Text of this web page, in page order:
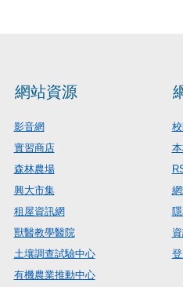
網站資源
影音網
實習商店
森林農場
興大市集
租屋資訊網
獸醫教學醫院
土壤調查試驗中心
有機農業推動中心